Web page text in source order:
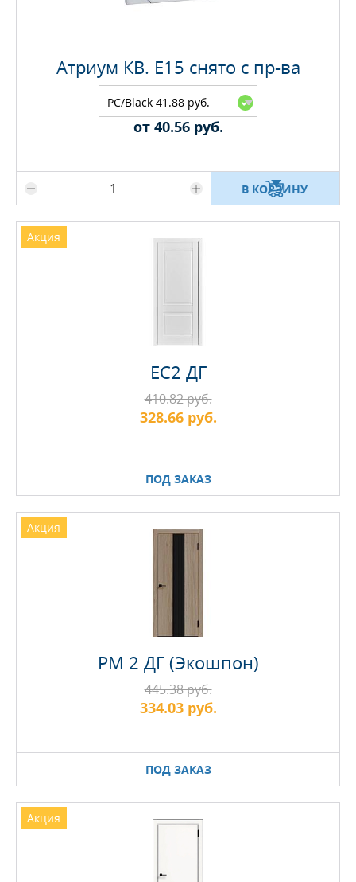
Атриум КВ. E15 снято с пр-ва
PC/Black 41.88 руб.
В КОРЗИНУ
от 40.56 руб.
Акция
EC2 ДГ
ПОД ЗАКАЗ
410.82 руб.
328.66 руб.
Акция
PM 2 ДГ (Экошпон)
ПОД ЗАКАЗ
445.38 руб.
334.03 руб.
Акция